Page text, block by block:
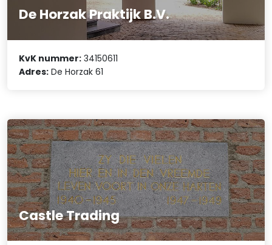
De Horzak Praktijk B.V.
KvK nummer: 34150611
Adres: De Horzak 61
Castle Trading